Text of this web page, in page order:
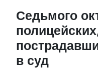
Седьмого
в суд